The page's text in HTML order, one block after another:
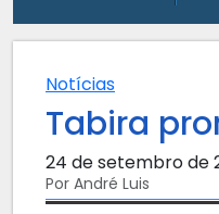
Notícias
Tabira
24 de setembro de
Por André Luis